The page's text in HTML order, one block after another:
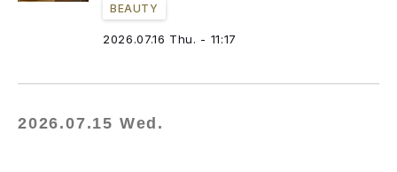
BEAUTY
2026.07.16 Thu. - 11:17
2026.07.15 Wed.